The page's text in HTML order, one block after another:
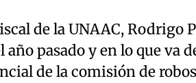
de la UNAAC, Rodrigo
año pasado y en lo que va
de la comisión de